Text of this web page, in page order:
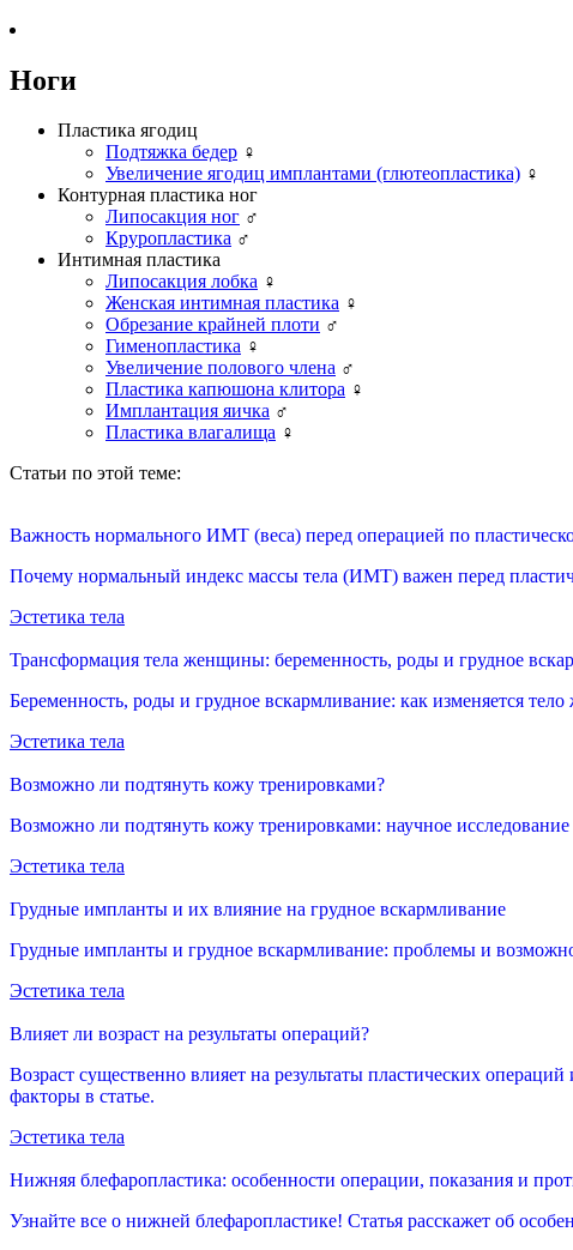
Ноги
Пластика ягодиц
Подтяжка бедер ♀
Увеличение ягодиц имплантами (глютеопластика) ♀
Контурная пластика ног
Липосакция ног ♂
Круропластика ♂
Интимная пластика
Липосакция лобка ♀
Женская интимная пластика ♀
Обрезание крайней плоти ♂
Гименопластика ♀
Увеличение полового члена ♂
Пластика капюшона клитора ♀
Имплантация яичка ♂
Пластика влагалища ♀
Статьи по этой теме:
Важность нормального ИМТ (веса) перед операцией по
Почему нормальный индекс массы тела (ИМТ) важен перед
Эстетика тела
Трансформация тела женщины: беременность, роды и грудное
Беременность, роды и грудное вскармливание: как изменяется
Эстетика тела
Возможно ли подтянуть кожу тренировками?
Возможно ли подтянуть кожу тренировками: научное
Эстетика тела
Грудные импланты и их влияние на грудное вскармливание
Грудные импланты и грудное вскармливание: проблемы и
Эстетика тела
Влияет ли возраст на результаты операций?
Возраст существенно влияет на результаты пластических
факторы в статье.
Эстетика тела
Нижняя блефаропластика: особенности операции, показания и
Узнайте все о нижней блефаропластике! Статья расскажет об